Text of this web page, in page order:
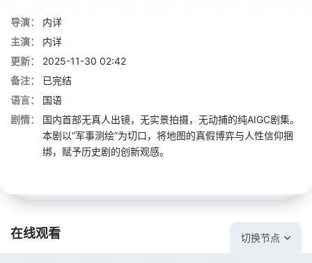
导演：
内详
主演：
内详
更新：
2025-11-30 02:42
备注：
已完结
语言：
国语
剧情：
国内首部无真人出镜，无实景拍摄，无动捕的纯AIGC剧集。
本剧以“军事测绘”为切口，将地图的真假博弈与人性信仰捆
绑，赋予历史剧的创新观感。
在线观看 切换节点